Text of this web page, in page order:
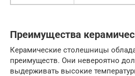
Преимущества
Керамические столешницы
преимуществ. Они невероятно
выдерживать высокие